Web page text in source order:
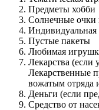
Предметы хобби
Солнечные очки
Индивидуальная
Пустые пакеты
Любимая
Лекарства (если
Лекарственные
вожатым отряда
Деньги (если
Средство от